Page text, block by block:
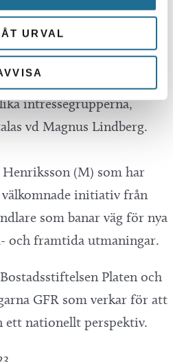
URVAL
tar vi avstamp i det
från höstens två
relevanta
intressegrupperna,
vd Magnus Lindberg.
(M) som har
initiativ från
som banar väg för nya
och framtida utmaningar.
Platen och
GFR som verkar för att
ett nationellt perspektiv.